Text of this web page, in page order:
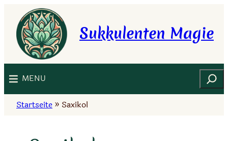
Inhalt
springen
Sukkulenten Magie
MENU Suchen
Startseite » Saxikol